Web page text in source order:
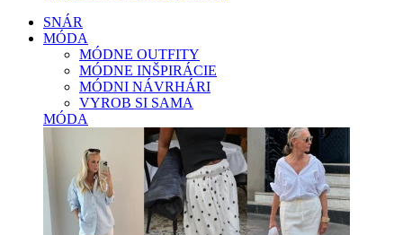
SNÁR
MÓDA
MÓDNE OUTFITY
MÓDNE INŠPIRÁCIE
MÓDNI NÁVRHÁRI
VYROB SI SAMA
MÓDA